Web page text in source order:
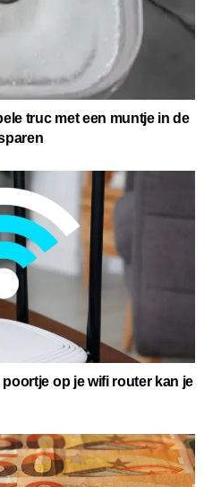
truc met een muntje in de
op je wifi router kan je